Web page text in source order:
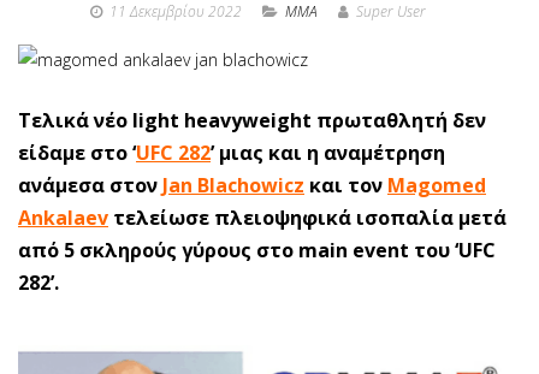
11 Δεκεμβρίου 2022 MMA Super User
Τελικά νέο light heavyweight πρωταθλητή δεν
είδαμε στο ‘UFC 282’ μιας και η αναμέτρηση
ανάμεσα στον Jan Blachowicz και τον Magomed
Ankalaev τελείωσε πλειοψηφικά ισοπαλία μετά
από 5 σκληρούς γύρους στο main event του ‘UFC
282’.